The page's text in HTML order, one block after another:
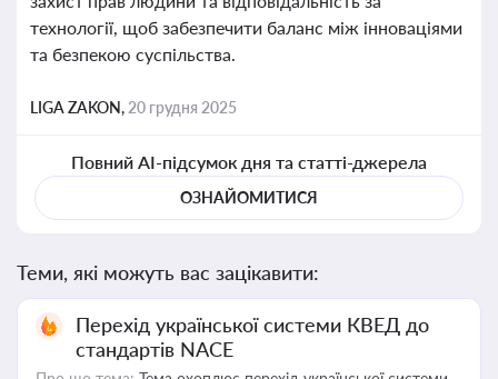
технології, щоб забезпечити баланс між інноваціями
та безпекою суспільства.
LIGA ZAKON, 20 грудня 2025
Повний AI-підсумок дня та статті-джерела
ОЗНАЙОМИТИСЯ
Теми, які можуть вас зацікавити:
Перехід української системи КВЕД до
стандартів NACE